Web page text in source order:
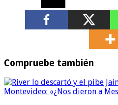
Compruebe también